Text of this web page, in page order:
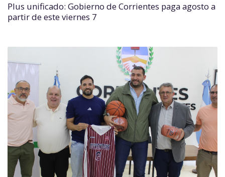
Plus unificado: Gobierno de Corrientes paga agosto a
partir de este viernes 7